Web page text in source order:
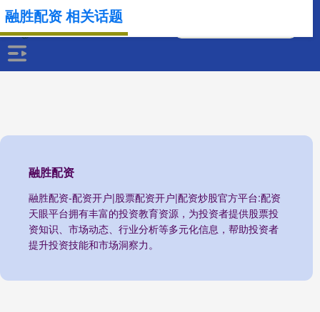
融胜配资
融胜配资-配资开户|股票配资开户|配资炒股官方平台:配资
天眼平台拥有丰富的投资教育资源，为投资者提供股票投
资知识、市场动态、行业分析等多元化信息，帮助投资者
提升投资技能和市场洞察力。
融胜配资 相关话题